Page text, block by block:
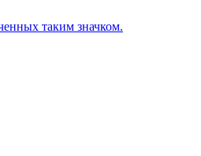
таким значком.